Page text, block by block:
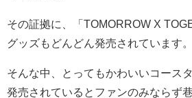
その証拠に、「 TOMORROW X
グッズもどんどん発売されています。
そんな中、とってもかわいいコース
発売されているとファンのみならず